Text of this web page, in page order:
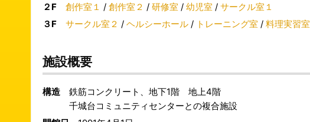
２F
創作室１ / 創作室２ / 研修室 / 幼児室 / サークル室１
３F
サークル室２ / ヘルシーホール / トレーニング室 / 料理実習室
施設概要
構造
鉄筋コンクリート、地下1階 地上4階
千城台コミュニティセンターとの複合施設